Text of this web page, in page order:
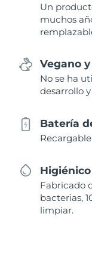
Un
muchos
Vegano
No se ha
desarrollo
Batería
Fabricado
bacterias,
limpiar.